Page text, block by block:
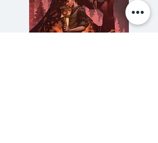
หน้าต่อเมืองสังคมอุดมการณ์ที่กำลัง
สูญหายความหวาดระแวงของคนใน